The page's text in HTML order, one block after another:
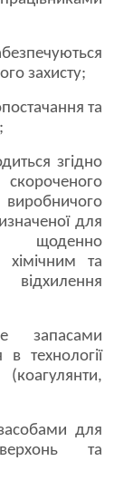
захисту;
та
згідно
для
щоденно
та
відхилення
запасами
в технології
для
та